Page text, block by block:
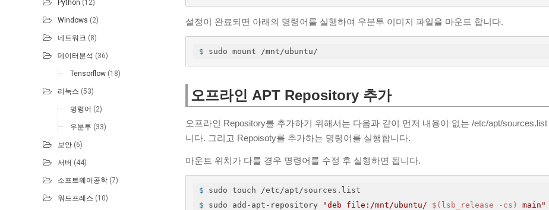
Python (12)
Windows (2)
네트워크 (8)
데이터분석 (36)
Tensorflow (18)
리눅스 (53)
명령어 (2)
우분투 (33)
보안 (6)
서버 (44)
소프트웨어공학 (7)
워드프레스 (10)
설정이 완료되면 아래의 명령어를 실행하여 우분투 이미지 파일을 마운트 합니다.
$ sudo mount /mnt/ubuntu/
오프라인 APT Repository 추가
오프라인 Repository를 추가하기 위해서는 다음과 같이 먼저 내용이 없는 /etc/apt/
니다. 그리고 Repoisoty를 추가하는 명령어를 실행합니다.
마운트 위치가 다를 경우 명령어를 수정 후 실행하면 됩니다.
$ sudo touch /etc/apt/sources.list
$ sudo add-apt-repository "deb file:/mnt/ubuntu/ $(lsb_release -cs) main"